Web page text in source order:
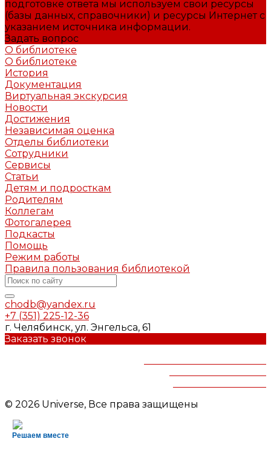
подготовке ответа мы используем свои ресурсы
(базы данных, справочники) и ресурсы Интернет с
указанием источника информации.
Задать вопрос
О библиотеке
О библиотеке
История
Документация
Виртуальная экскурсия
Новости
Достижения
Независимая оценка
Отделы библиотеки
Сотрудники
Сервисы
Статьи
Детям и подросткам
Родителям
Коллегам
Фотогалерея
Подкасты
Помощь
Режим работы
Правила пользования библиотекой
chodb@yandex.ru
+7 (351) 225-12-36
г. Челябинск, ул. Энгельса, 61
Заказать звонок
© 2026 Universe, Все права защищены
Решаем вместе